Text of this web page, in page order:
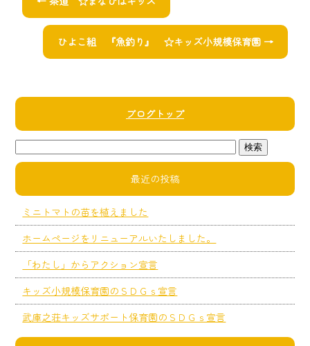
ひよこ組 『魚釣り』 ☆キッズ小規模保育園 →
ブログトップ
最近の投稿
ミニトマトの苗を植えました
ホームページをリニューアルいたしました。
「わたし」からアクション宣言
キッズ小規模保育園のＳＤＧｓ宣言
武庫之荘キッズサポート保育園のＳＤＧｓ宣言